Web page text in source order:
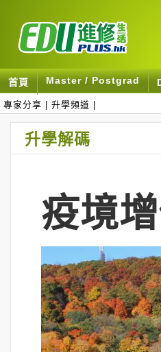
首頁 Master / Postgrad
專家分享 升學頻道
升學解碼
疫境